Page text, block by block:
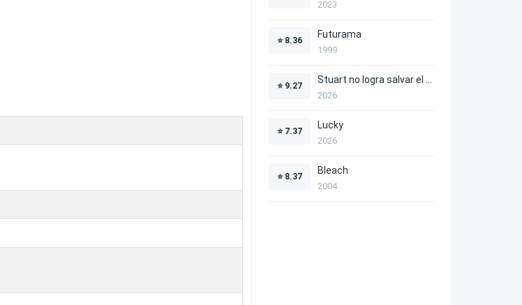
2023
⭐ 8.36
Futurama
1999
⭐ 9.27
2026
⭐ 7.37
Lucky
2026
⭐ 8.37
Bleach
2004